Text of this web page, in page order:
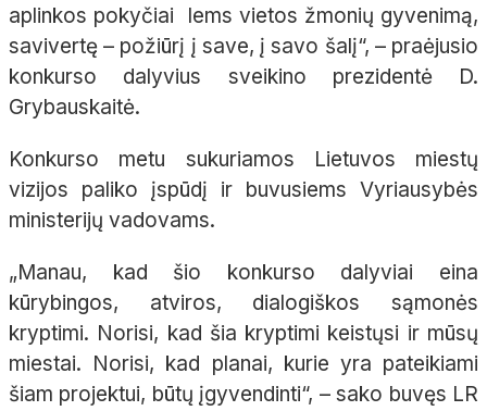
aplinkos pokyčiai lems vietos žmonių gyvenimą,
savivertę – požiūrį į save, į savo šalį“, – praėjusio
konkurso dalyvius sveikino prezidentė D.
Grybauskaitė.
Konkurso metu sukuriamos Lietuvos miestų
vizijos paliko įspūdį ir buvusiems Vyriausybės
ministerijų vadovams.
„Manau, kad šio konkurso dalyviai eina
kūrybingos, atviros, dialogiškos sąmonės
kryptimi. Norisi, kad šia kryptimi keistųsi ir mūsų
miestai. Norisi, kad planai, kurie yra pateikiami
šiam projektui, būtų įgyvendinti“, – sako buvęs LR